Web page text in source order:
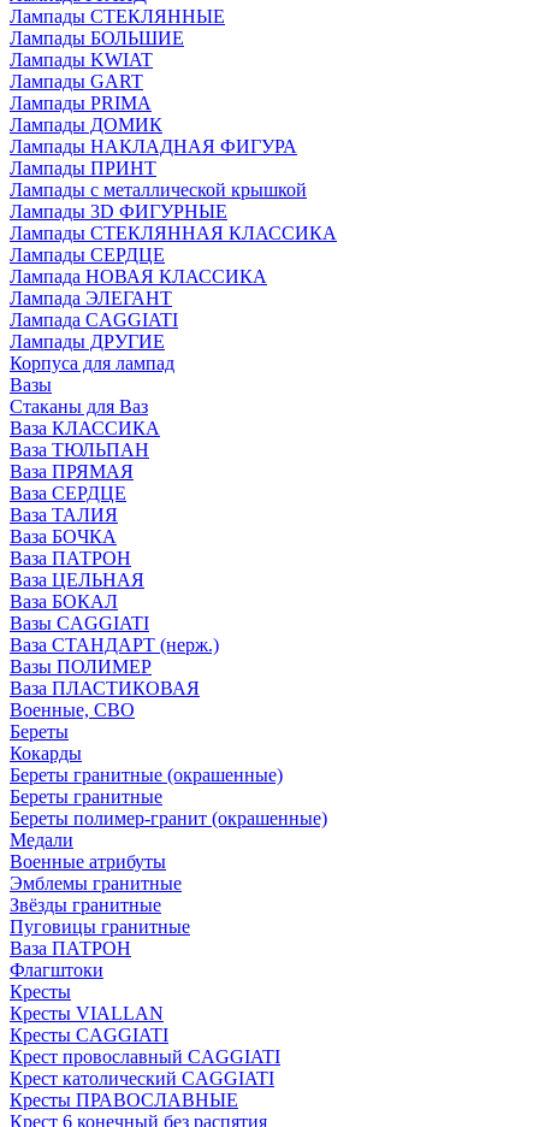
Лампады СТЕКЛЯННЫЕ
Лампады БОЛЬШИЕ
Лампады KWIAT
Лампады GART
Лампады PRIMA
Лампады ДОМИК
Лампады НАКЛАДНАЯ ФИГУРА
Лампады ПРИНТ
Лампады с металлической крышкой
Лампады 3D ФИГУРНЫЕ
Лампады СТЕКЛЯННАЯ КЛАССИКА
Лампады СЕРДЦЕ
Лампада НОВАЯ КЛАССИКА
Лампада ЭЛЕГАНТ
Лампада CAGGIATI
Лампады ДРУГИЕ
Корпуса для лампад
Вазы
Стаканы для Ваз
Ваза КЛАССИКА
Ваза ТЮЛЬПАН
Ваза ПРЯМАЯ
Ваза СЕРДЦЕ
Ваза ТАЛИЯ
Ваза БОЧКА
Ваза ПАТРОН
Ваза ЦЕЛЬНАЯ
Ваза БОКАЛ
Вазы CAGGIATI
Ваза СТАНДАРТ (нерж.)
Вазы ПОЛИМЕР
Ваза ПЛАСТИКОВАЯ
Военные, СВО
Береты
Кокарды
Береты гранитные (окрашенные)
Береты гранитные
Береты полимер-гранит (окрашенные)
Медали
Военные атрибуты
Эмблемы гранитные
Звёзды гранитные
Пуговицы гранитные
Ваза ПАТРОН
Флагштоки
Кресты
Кресты VIALLAN
Кресты CAGGIATI
Крест провославный CAGGIATI
Крест католический CAGGIATI
Кресты ПРАВОСЛАВНЫЕ
Крест 6 конечный без распятия